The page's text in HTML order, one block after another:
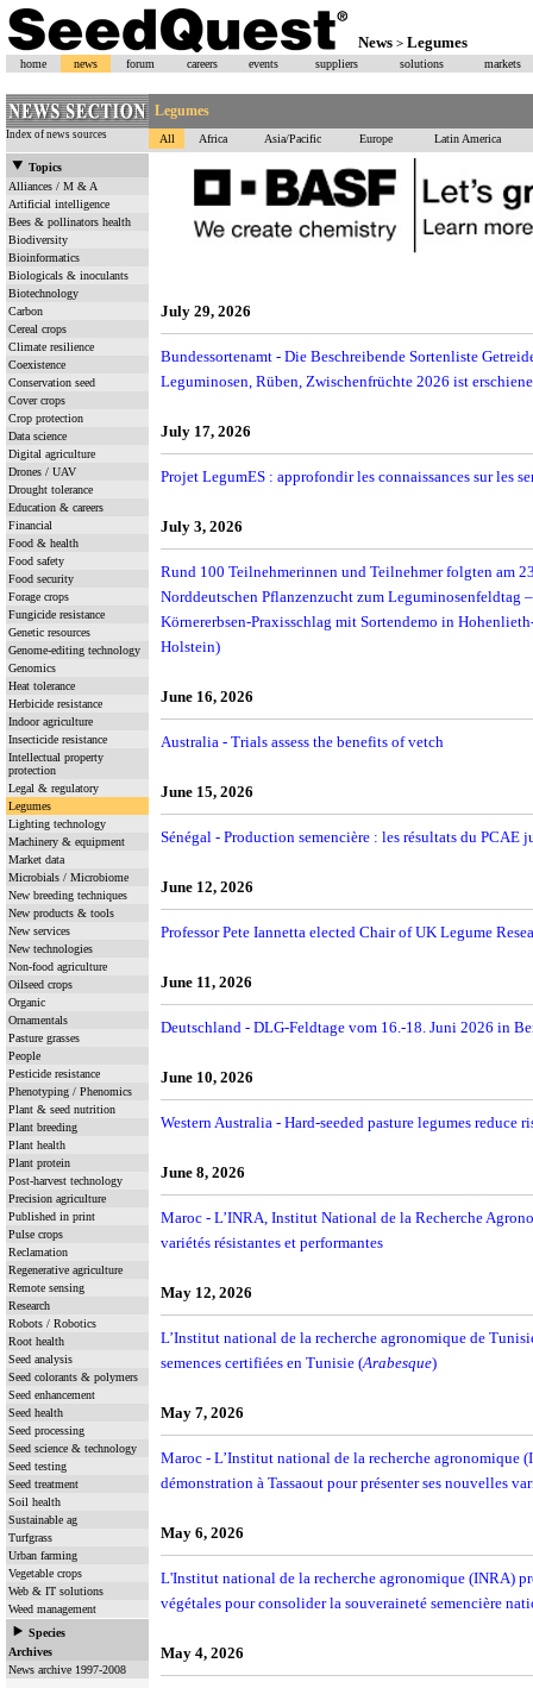
News > Legumes
home news forum careers events suppliers solutions markets
Legumes
Index of news sources All Africa Asia/Pacific Europe Latin America
Topics
Alliances / M & A
Artificial intelligence
Bees & pollinators health
Biodiversity
Bioinformatics
Biologicals & inoculants
Biotechnology
Carbon
Cereal crops
Climate resilience
Coexistence
Conservation seed
Cover crops
Crop protection
Data science
Digital agriculture
Drones / UAV
Drought tolerance
Education & careers
Financial
Food & health
Food safety
Food security
Forage crops
Fungicide resistance
Genetic resources
Genome-editing technology
Genomics
Heat tolerance
Herbicide resistance
Indoor agriculture
Insecticide resistance
Intellectual property
protection
Legal & regulatory
Legumes
Lighting technology
Machinery & equipment
Market data
Microbials / Microbiome
New breeding techniques
New products & tools
New services
New technologies
Non-food agriculture
Oilseed crops
Organic
Ornamentals
Pasture grasses
People
Pesticide resistance
Phenotyping / Phenomics
Plant & seed nutrition
Plant breeding
Plant health
Plant protein
Post-harvest technology
Precision agriculture
Published in print
Pulse crops
Reclamation
Regenerative agriculture
Remote sensing
Research
Robots / Robotics
Root health
Seed analysis
Seed colorants & polymers
Seed enhancement
Seed health
Seed processing
Seed science & technology
Seed testing
Seed treatment
Soil health
Sustainable ag
Turfgrass
Urban farming
Vegetable crops
Web & IT solutions
Weed management
Species
Archives
News archive 1997-2008
July 29, 2026
Bundessortenamt - Die Beschreibende Sortenliste
Leguminosen, Rüben, Zwischenfrüchte 2026 ist
July 17, 2026
Projet LegumES : approfondir les connaissances sur les
July 3, 2026
Rund 100 Teilnehmerinnen und Teilnehmer folgten am
Norddeutschen Pflanzenzucht zum Leguminosenfeldtag
Körnererbsen-Praxisschlag mit Sortendemo in
Holstein)
June 16, 2026
Australia - Trials assess the benefits of vetch
June 15, 2026
Sénégal - Production semencière : les résultats du PCAE
June 12, 2026
Professor Pete Iannetta elected Chair of UK Legume
June 11, 2026
Deutschland - DLG-Feldtage vom 16.-18. Juni 2026 in
June 10, 2026
Western Australia - Hard-seeded pasture legumes reduce
June 8, 2026
Maroc - L’INRA, Institut National de la Recherche
variétés résistantes et performantes
May 12, 2026
L’Institut national de la recherche agronomique de
semences certifiées en Tunisie (Arabesque)
May 7, 2026
Maroc - L’Institut national de la recherche agronomique
démonstration à Tassaout pour présenter ses nouvelles
May 6, 2026
L'Institut national de la recherche agronomique (INRA)
végétales pour consolider la souveraineté semencière
May 4, 2026